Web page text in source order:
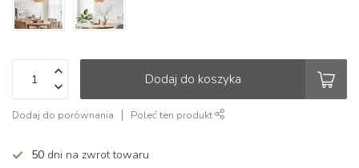
Dodaj do koszyka
Dodaj do porównania Poleć ten produkt
50 dni na zwrot towaru